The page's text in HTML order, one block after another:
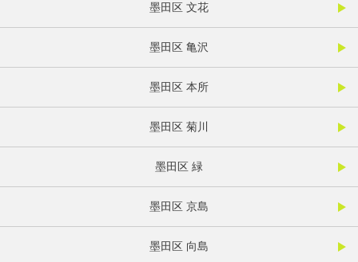
墨田区 文花
墨田区 亀沢
墨田区 本所
墨田区 菊川
墨田区 緑
墨田区 京島
墨田区 向島